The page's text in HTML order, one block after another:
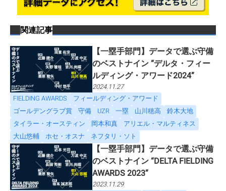
関連記事
【一塁手部門】データで選ぶ守備
のベストナイン “デルタ・フィー
ルディング・アワード2024”
2024.11.27
FIELDING AWARDS
フィールディング・アワード
ゴールデングラブ賞
守備 UZR 一塁 山川穂高
鈴木大地
タイラー・オースティン
岡本和真
アリエル・マルティネス
大山悠輔
ホセ・オスナ ネフタリ・ソト
【一塁手部門】データで選ぶ守備
のベストナイン “DELTA FIELDING
AWARDS 2023”
2023.11.29